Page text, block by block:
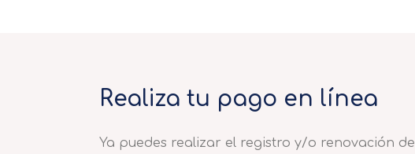
Realiza tu pago en línea
Ya puedes realizar el registro y/o renovación